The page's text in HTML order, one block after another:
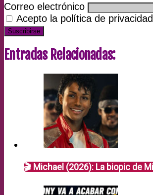
Correo electrónico
Acepto la política de privacidad
Entradas Relacionadas:
🎬 Michael (2026): La biopic de